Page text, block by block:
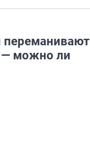
переманивают
— можно ли